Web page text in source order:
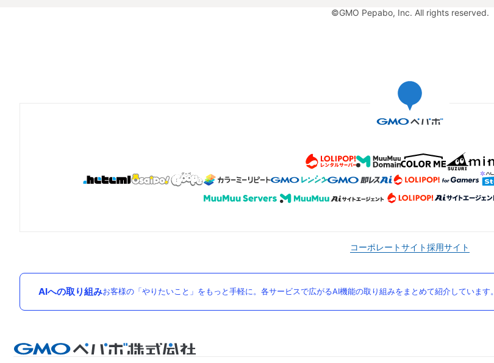
©GMO Pepabo, Inc. All rights reserved.
コーポレートサイト採用サイト
AIへの取り組みお客様の「やりたいこと」をもっと手軽に。各サービスで広がるAI機能の取り組みをまとめて紹介しています。